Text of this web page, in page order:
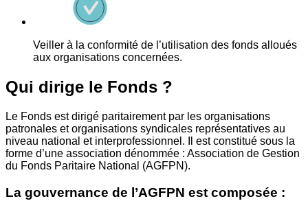
Veiller à la conformité de l’utilisation des fonds alloués
aux organisations concernées.
Qui dirige le Fonds ?
Le Fonds est dirigé paritairement par les organisations
patronales et organisations syndicales représentatives au
niveau national et interprofessionnel. Il est constitué sous la
forme d’une association dénommée : Association de Gestion
du Fonds Paritaire National (AGFPN).
La gouvernance de l’AGFPN est composée :